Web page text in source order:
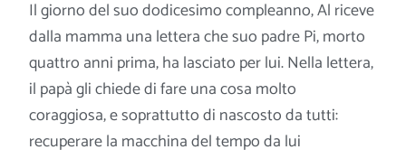
Il giorno del suo dodicesimo compleanno, Al riceve
dalla mamma una lettera che suo padre Pi, morto
quattro anni prima, ha lasciato per lui. Nella lettera,
il papà gli chiede di fare una cosa molto
coraggiosa, e soprattutto di nascosto da tutti:
recuperare la macchina del tempo da lui